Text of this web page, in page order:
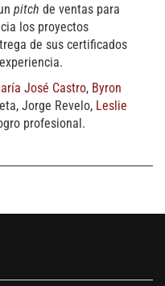
pitch de ventas para
los proyectos
de sus certificados
José Castro, Byron
Jorge Revelo, Leslie
profesional.